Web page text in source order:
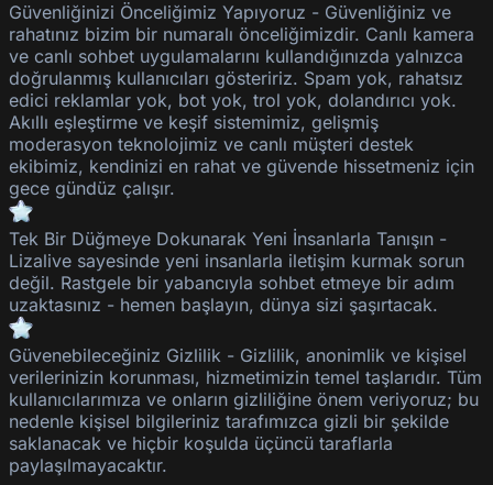
Güvenliğinizi Önceliğimiz Yapıyoruz - Güvenliğiniz ve
rahatınız bizim bir numaralı önceliğimizdir. Canlı kamera
ve canlı sohbet uygulamalarını kullandığınızda yalnızca
doğrulanmış kullanıcıları gösteririz. Spam yok, rahatsız
edici reklamlar yok, bot yok, trol yok, dolandırıcı yok.
Akıllı eşleştirme ve keşif sistemimiz, gelişmiş
moderasyon teknolojimiz ve canlı müşteri destek
ekibimiz, kendinizi en rahat ve güvende hissetmeniz için
gece gündüz çalışır.
Tek Bir Düğmeye Dokunarak Yeni İnsanlarla Tanışın -
Lizalive sayesinde yeni insanlarla iletişim kurmak sorun
değil. Rastgele bir yabancıyla sohbet etmeye bir adım
uzaktasınız - hemen başlayın, dünya sizi şaşırtacak.
Güvenebileceğiniz Gizlilik - Gizlilik, anonimlik ve kişisel
verilerinizin korunması, hizmetimizin temel taşlarıdır. Tüm
kullanıcılarımıza ve onların gizliliğine önem veriyoruz; bu
nedenle kişisel bilgileriniz tarafımızca gizli bir şekilde
saklanacak ve hiçbir koşulda üçüncü taraflarla
paylaşılmayacaktır.